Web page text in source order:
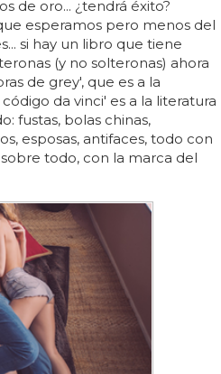
de oro... ¿tendrá éxito?
esperamos pero menos del
si hay un libro que tiene
(y no solteronas) ahora
de grey', que es a la
da vinci' es a la literatura
fustas, bolas chinas,
esposas, antifaces, todo con
todo, con la marca del